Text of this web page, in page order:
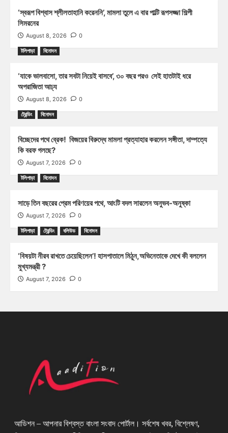
‘স্বরূপ বিশ্বাস শ্লীলতাহানি করেননি’, মামলা তুলে এ বার পাল্টি রূপসজ্জা শিল্পী
সিমরনের
August 8, 2026 0
টলিপাড়া বিনোদন
‘যাকে ভালবাসো, তার সবটা নিয়েই বাসবে’, ৩০ বছর পরও সেই হাতটাই ধরে
অপরাজিতা আঢ্য
August 8, 2026 0
ট্রেন্ডিং বিনোদন
বিচ্ছেদের পথে ব্রেক! বিজয়ের বিরুদ্ধে মামলা প্রত্যাহার করলেন সঙ্গীতা, দাম্পত্যে
কি বরফ গলছে?
August 7, 2026 0
টলিপাড়া বিনোদন
সাড়ে তিন বছরের প্রেম পরিণয়ের পথে, আংটি বদল সারলেন অনুভব-অনুষ্কা
August 7, 2026 0
টলিপাড়া ট্রেন্ডিং বলিউড বিনোদন
‘বিষয়টা নীরব রাখতে চেয়েছিলেন’! হাসপাতালে মিঠুন,অভিনেতাকে দেখে কী বললেন
মুখ্যমন্ত্রী ?
August 7, 2026 0
আডিশন – আপনার বিশ্বস্ত বাংলা সংবাদ পোর্টাল। সর্বশেষ খবর, বিশ্লেষণ,